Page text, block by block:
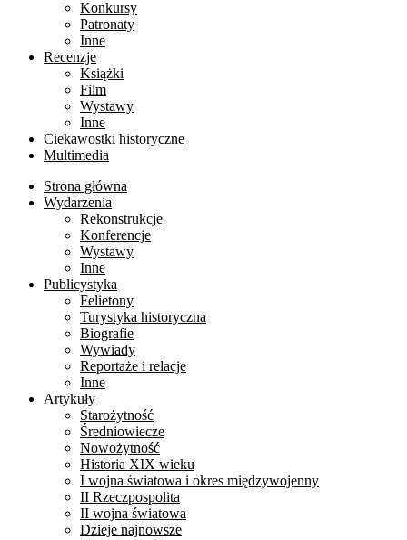
Konkursy
Patronaty
Inne
Recenzje
Książki
Film
Wystawy
Inne
Ciekawostki historyczne
Multimedia
Strona główna
Wydarzenia
Rekonstrukcje
Konferencje
Wystawy
Inne
Publicystyka
Felietony
Turystyka historyczna
Biografie
Wywiady
Reportaże i relacje
Inne
Artykuły
Starożytność
Średniowiecze
Nowożytność
Historia XIX wieku
I wojna światowa i okres międzywojenny
II Rzeczpospolita
II wojna światowa
Dzieje najnowsze